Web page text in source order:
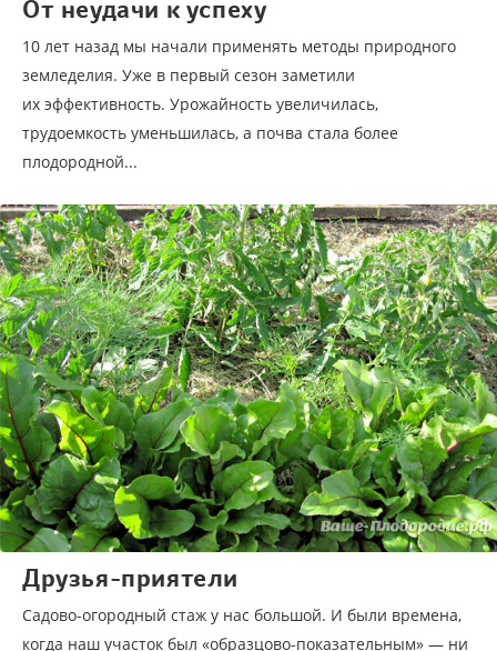
От неудачи к успеху
10 лет назад мы начали применять методы природного
земледелия. Уже в первый сезон заметили
их эффективность. Урожайность увеличилась,
трудоемкость уменьшилась, а почва стала более
плодородной...
Друзья-приятели
Садово-огородный стаж у нас большой. И были времена,
когда наш участок был «образцово-показательным» — ни